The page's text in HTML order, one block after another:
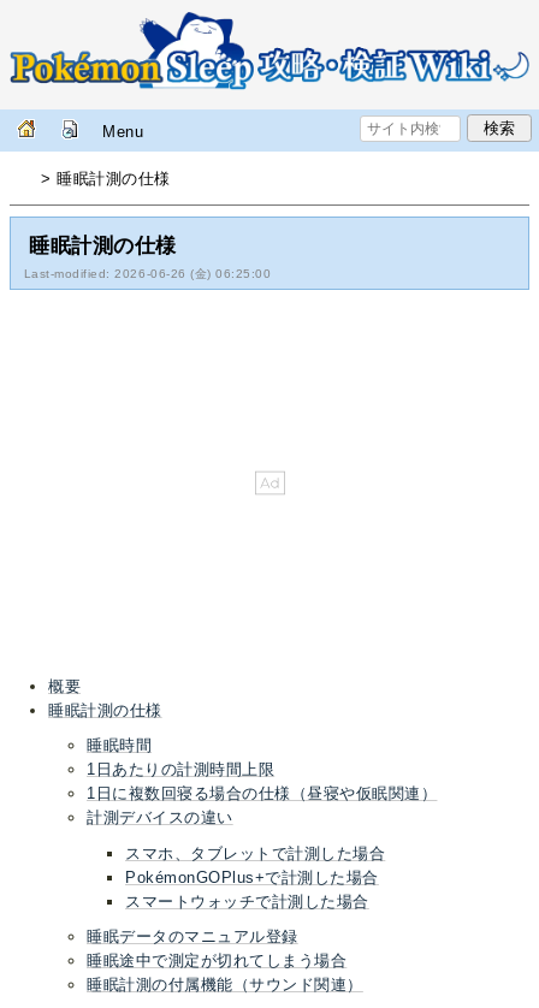
Menu
> 睡眠計測の仕様
睡眠計測の仕様
Last-modified: 2026-06-26 (金) 06:25:00
概要
睡眠計測の仕様
睡眠時間
1日あたりの計測時間上限
1日に複数回寝る場合の仕様（昼寝や仮眠関連）
計測デバイスの違い
スマホ、タブレットで計測した場合
PokémonGOPlus+で計測した場合
スマートウォッチで計測した場合
睡眠データのマニュアル登録
睡眠途中で測定が切れてしまう場合
睡眠計測の付属機能（サウンド関連）